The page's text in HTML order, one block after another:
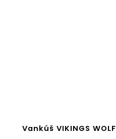
Vankúš VIKINGS WOLF